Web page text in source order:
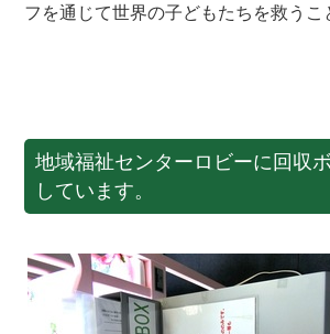
フを通じて世界の子どもたちを救うこ
地域福祉センターロビーに回収
しています。